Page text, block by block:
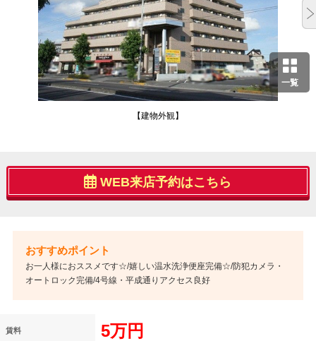
一覧
【建物外観】
WEB来店予約はこちら
お一人様におススメです☆/嬉しい温水洗浄便座完備☆/防犯カメラ・
オートロック完備/4号線・平成通りアクセス良好
賃料 5万円